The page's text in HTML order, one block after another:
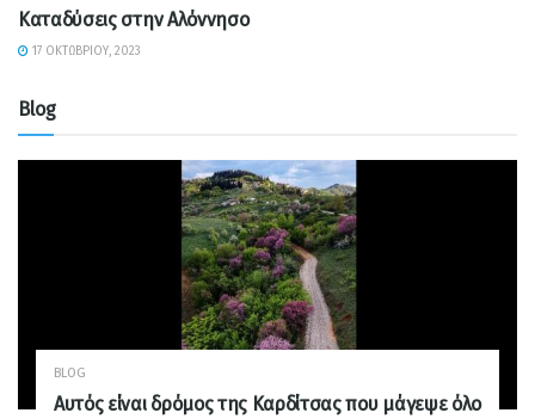
Καταδύσεις στην Αλόννησο
17 ΟΚΤΩΒΡΊΟΥ, 2023
Blog
BLOG
Αυτός είναι δρόμος της Καρδίτσας που μάγεψε όλο